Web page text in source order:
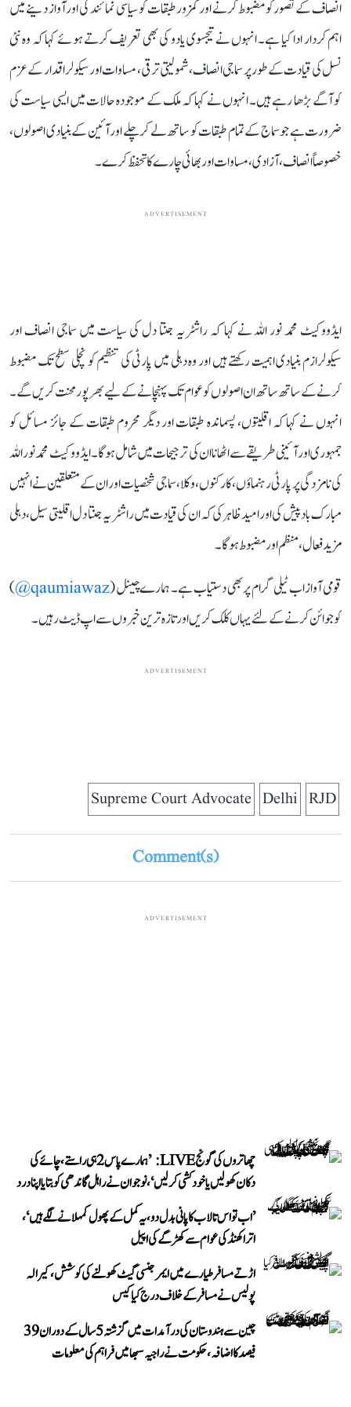
انصاف کے تصور کو مضبوط کرنے اور کمزور طبقات کو سیاسی نمائندگی اور آواز دینے میں
اہم کردار ادا کیا ہے۔ انہوں نے تیجسوی یادو کی بھی تعریف کرتے ہوئے کہا کہ وہ نئی
نسل کی قیادت کے طور پر سماجی انصاف، شمولیتی ترقی، مساوات اور سیکولر اقدار کے عزم
کو آگے بڑھا رہے ہیں۔ انہوں نے کہا کہ ملک کے موجودہ حالات میں ایسی سیاست کی
ضرورت ہے جو سماج کے تمام طبقات کو ساتھ لے کر چلے اور آئین کے بنیادی اصولوں،
خصوصاً انصاف، آزادی، مساوات اور بھائی چارے کا تحفظ کرے۔
ADVERTISEMENT
ایڈووکیٹ محمد نور اللہ نے کہا کہ راشٹریہ جنتا دل کی سیاست میں سماجی انصاف اور
سیکولرازم بنیادی اہمیت رکھتے ہیں اور وہ دہلی میں پارٹی کی تنظیم کو نچلی سطح تک مضبوط
کرنے کے ساتھ ساتھ ان اصولوں کو عوام تک پہنچانے کے لیے بھرپور محنت کریں گے۔
انہوں نے کہا کہ اقلیتوں، پسماندہ طبقات اور دیگر محروم طبقات کے جائز مسائل کو
جمہوری اور آئینی طریقے سے اٹھانا ان کی ترجیحات میں شامل ہوگا۔ ایڈووکیٹ محمد نور اللہ
کی نامزدگی پر پارٹی رہنماؤں، کارکنوں، وکلا، سماجی شخصیات اور ان کے متعلقین نے انہیں
مبارک باد پیش کی اور امید ظاہر کی کہ ان کی قیادت میں راشٹریہ جنتا دل اقلیتی سیل، دہلی
مزید فعال، منظم اور مضبوط ہوگا۔
قومی آواز اب ٹیلی گرام پر بھی دستیاب ہے۔ ہمارے چینل (qaumiawaz@
)
کو جوائن کرنے کے لئے یہاں کلک کریں اور تازہ ترین خبروں سے اپ ڈیٹ رہیں۔
ADVERTISEMENT
RJD
Delhi
Supreme Court Advocate
Comment(s)
ADVERTISEMENT
چھاتروں کی گونج LIVE: ’ہمارے پاس 2 ہی راستے، چائے کی
دکان کھولیں یا خودکشی کر لیں‘، نوجوان نے راہل گاندھی کو بتایا اپنا درد
’اب تو اس تالاب کا پانی بدل دو، یہ کمل کے پھول کمہلانے لگے ہیں‘،
اتراکھنڈ کی عوام سے کھڑگے کی اپیل
اڑتے مسافر طیارے میں ایمرجنسی گیٹ کھولنے کی کوشش، کیرالہ
پولیس نے مسافر کے خلاف درج کیا کیس
چین سے ہندوستان کی درآمدات میں گزشتہ 5 سال کے دوران 39
فیصد کا اضافہ، حکومت نے راجیہ سبھا میں فراہم کی معلومات